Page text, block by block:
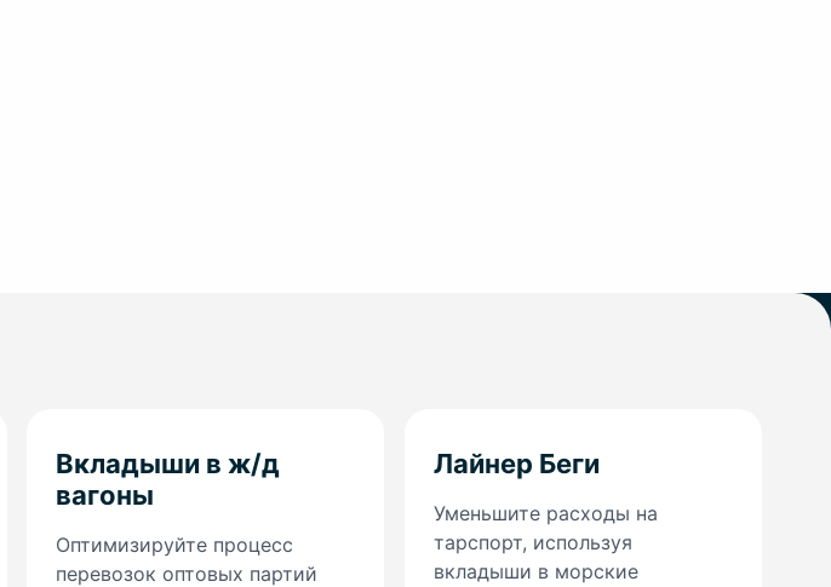
Вкладыши в ж/д
вагоны
Оптимизируйте процесс
перевозок оптовых партий
Лайнер Беги
Уменьшите расходы на
тарспорт, используя
вкладыши в морские